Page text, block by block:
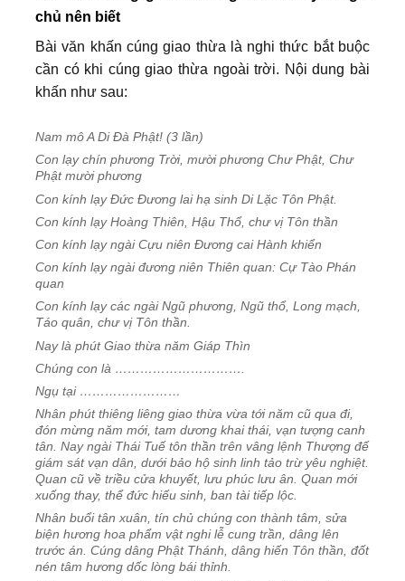
chủ nên biết
Bài văn khấn cúng giao thừa là nghi thức bắt buộc
cần có khi cúng giao thừa ngoài trời. Nội dung bài
khấn như sau:
Nam mô A Di Đà Phật! (3 lần)
Con lạy chín phương Trời, mười phương Chư Phật, Chư
Phật mười phương
Con kính lạy Đức Đương lai hạ sinh Di Lặc Tôn Phật.
Con kính lạy Hoàng Thiên, Hậu Thổ, chư vị Tôn thần
Con kính lạy ngài Cựu niên Đương cai Hành khiển
Con kính lạy ngài đương niên Thiên quan: Cự Tào Phán
quan
Con kính lạy các ngài Ngũ phương, Ngũ thổ, Long mạch,
Táo quân, chư vị Tôn thần.
Nay là phút Giao thừa năm Giáp Thìn
Chúng con là ………………………….
Ngụ tại ……………………
Nhân phút thiêng liêng giao thừa vừa tới năm cũ qua đi,
đón mừng năm mới, tam dương khai thái, vạn tượng canh
tân. Nay ngài Thái Tuế tôn thần trên vâng lệnh Thượng đế
giám sát vạn dân, dưới bảo hộ sinh linh tảo trừ yêu nghiệt.
Quan cũ về triều cửa khuyết, lưu phúc lưu ân. Quan mới
xuống thay, thể đức hiếu sinh, ban tài tiếp lộc.
Nhân buổi tân xuân, tín chủ chúng con thành tâm, sửa
biện hương hoa phẩm vật nghi lễ cung trần, dâng lên
trước án. Cúng dâng Phật Thánh, dâng hiến Tôn thần, đốt
nén tâm hương dốc lòng bái thỉnh.